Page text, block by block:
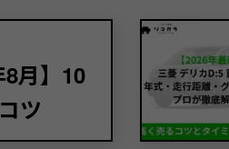
8月】10
ツ